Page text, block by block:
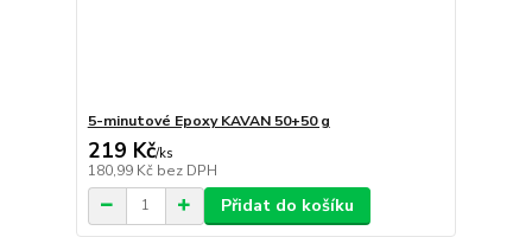
5-minutové Epoxy KAVAN 50+50 g
219 Kč/ks
180,99 Kč bez DPH
Přidat do košíku